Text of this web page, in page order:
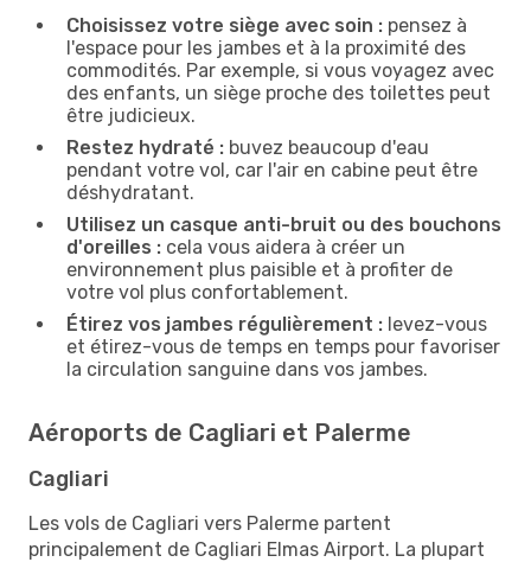
Choisissez votre siège avec soin : pensez à
l'espace pour les jambes et à la proximité des
commodités. Par exemple, si vous voyagez avec
des enfants, un siège proche des toilettes peut
être judicieux.
Restez hydraté : buvez beaucoup d'eau
pendant votre vol, car l'air en cabine peut être
déshydratant.
Utilisez un casque anti-bruit ou des bouchons
d'oreilles : cela vous aidera à créer un
environnement plus paisible et à profiter de
votre vol plus confortablement.
Étirez vos jambes régulièrement : levez-vous
et étirez-vous de temps en temps pour favoriser
la circulation sanguine dans vos jambes.
Aéroports de Cagliari et Palerme
Cagliari
Les vols de Cagliari vers Palerme partent
principalement de Cagliari Elmas Airport. La plupart